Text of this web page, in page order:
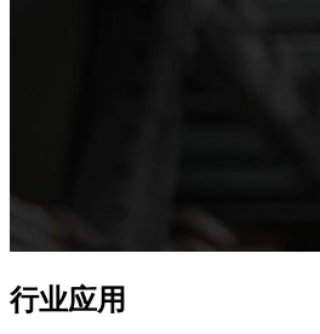
行业应用